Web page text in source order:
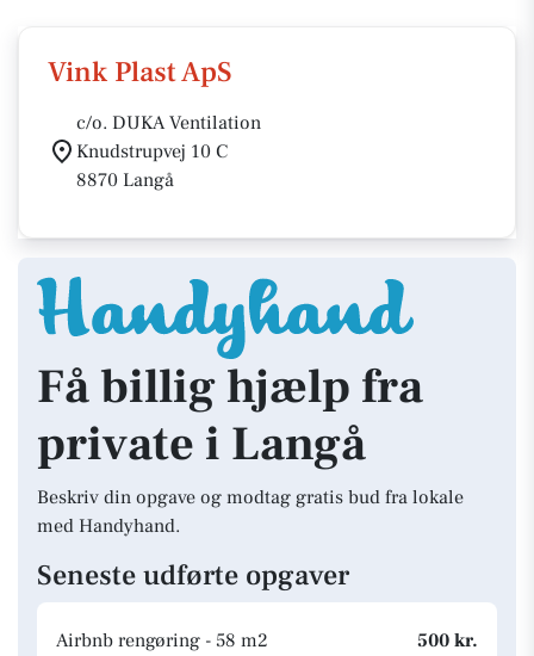
Vink Plast ApS
c/o. DUKA Ventilation
Knudstrupvej 10 C
8870 Langå
Få billig hjælp fra
private i Langå
Beskriv din opgave og modtag gratis bud fra lokale
med Handyhand.
Seneste udførte opgaver
Airbnb rengøring - 58 m2 500 kr.